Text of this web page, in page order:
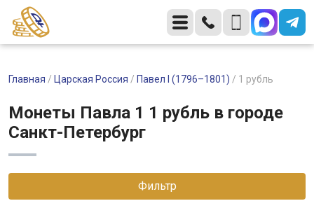
Главная / Царская Россия / Павел I (1796–1801) / 1 рубль
Монеты Павла 1 1 рубль в городе
Санкт-Петербург
Фильтр